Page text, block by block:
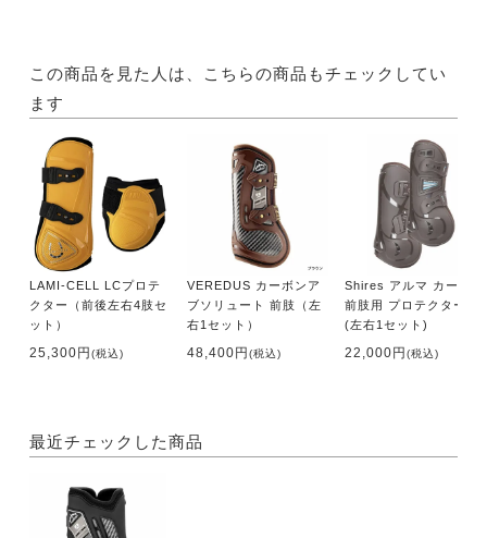
この商品を見た人は、こちらの商品もチェックしてい
ます
LAMI-CELL LCプロテ
クター（前後左右4肢セ
ット）
25,300円(税込)
VEREDUS カーボンア
ブソリュート 前肢（左
右1セット）
48,400円(税込)
Shires アルマ カーボン
前肢用 プロテクター
(左右1セット)
22,000円(税込)
最近チェックした商品